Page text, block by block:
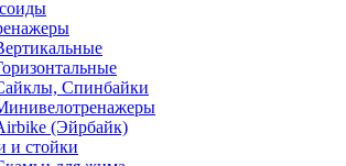
Спинбайки
(Эйрбайк)
и стойки